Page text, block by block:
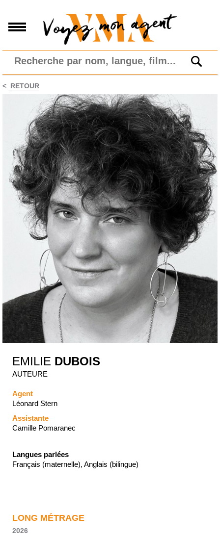
< RETOUR
EMILIE DUBOIS
AUTEURE
Agent
Léonard Stern
Assistante
Camille Pomaranec
Langues parlées
Français (maternelle), Anglais (bilingue)
LONG MÉTRAGE
2026